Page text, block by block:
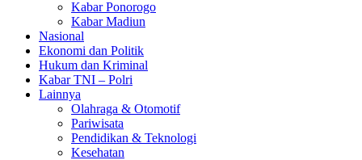
Kabar Ponorogo
Kabar Madiun
Nasional
Ekonomi dan Politik
Hukum dan Kriminal
Kabar TNI – Polri
Lainnya
Olahraga & Otomotif
Pariwisata
Pendidikan & Teknologi
Kesehatan